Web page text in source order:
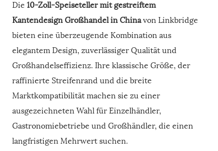
Die 10-Zoll-Speiseteller mit gestreiftem
Kantendesign Großhandel in Chinavon Linkbridge
bieten eine überzeugende Kombination aus
elegantem Design, zuverlässiger Qualität und
Großhandelseffizienz. Ihre klassische Größe, der
raffinierte Streifenrand und die breite
Marktkompatibilität machen sie zu einer
ausgezeichneten Wahl für Einzelhändler,
Gastronomiebetriebe und Großhändler, die einen
langfristigen Mehrwert suchen.